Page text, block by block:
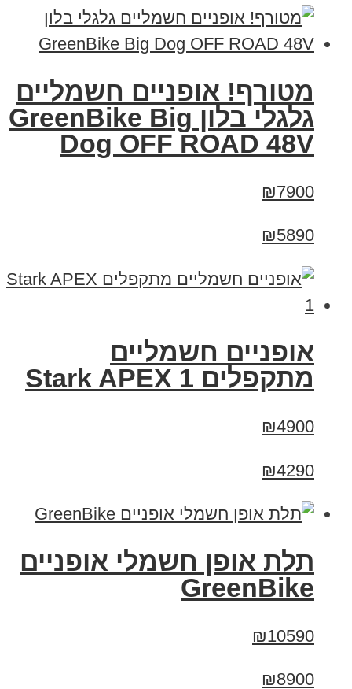
מטורף! אופניים חשמליים
גלגלי בלון GreenBike Big
Dog OFF ROAD 48V
₪7900
₪5890
‏אופניים חשמליים
‏מתקפלים Stark APEX 1
₪4900
₪4290
תלת אופן חשמלי אופניים
GreenBike
₪10590
₪8900